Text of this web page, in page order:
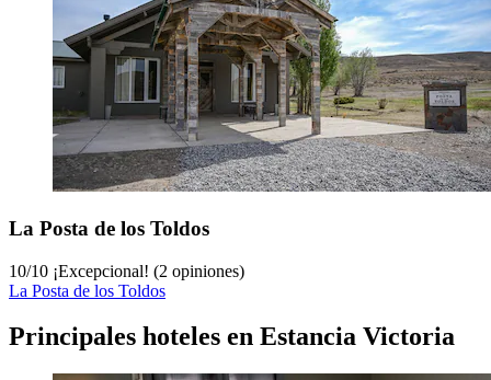
La Posta de los Toldos
10/10 ¡Excepcional! (2 opiniones)
La Posta de los Toldos
Principales hoteles en Estancia Victoria